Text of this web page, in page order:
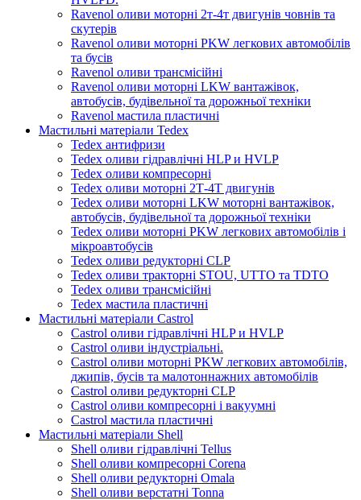
Ravenol оливи моторні 2т-4т двигунів човнів та
скутерів
Ravenol оливи моторні PKW легкових автомобілів
та бусів
Ravenol оливи трансмісійні
Ravenol оливи моторні LKW вантажівок,
автобусів, будівельної та дорожньої техніки
Ravenol мастила пластичні
Мастильні матеріали Tedex
Tedex антифризи
Tedex оливи гідравлічні HLP и HVLP
Tedex оливи компресорні
Tedex оливи моторні 2Т-4Т двигунів
Tedex оливи моторні LKW моторні вантажівок,
автобусів, будівельної та дорожньої техніки
Tedex оливи моторні PKW легкових автомобілів і
мікроавтобусів
Tedex оливи редукторні CLP
Tedex оливи тракторні STOU, UTTO та TDTO
Tedex оливи трансмісійні
Tedex мастила пластичні
Мастильні матеріали Castrol
Castrol оливи гідравлічні HLP и HVLP
Castrol оливи індустріальні.
Castrol оливи моторні PKW легкових автомобілів,
джипів, бусів та малотоннажних автомобілів
Castrol оливи редукторні CLP
Castrol оливи компресорні і вакуумні
Castrol мастила пластичні
Мастильні матеріали Shell
Shell оливи гідравлічні Tellus
Shell оливи компресорні Corena
Shell оливи редукторні Omala
Shell оливи верстатні Tonna